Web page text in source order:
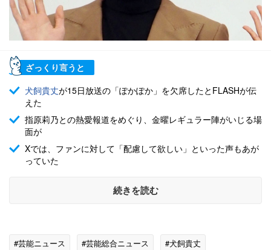
ざっくり言うと
犬飼貴丈が15日放送の「ぽかぽか」を欠席したとFLASHが伝
えた
指原莉乃との熱愛報道をめぐり、金曜レギュラー陣がいじる場
面が
Xでは、ファンに対して「配慮して欲しい」といった声もあが
っていた
続きを読む
#芸能ニュース #芸能総合ニュース
#犬飼貴丈